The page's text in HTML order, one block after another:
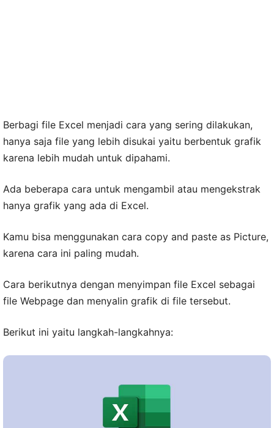
Berbagi file Excel menjadi cara yang sering dilakukan,
hanya saja file yang lebih disukai yaitu berbentuk grafik
karena lebih mudah untuk dipahami.
Ada beberapa cara untuk mengambil atau mengekstrak
hanya grafik yang ada di Excel.
Kamu bisa menggunakan cara copy and paste as Picture,
karena cara ini paling mudah.
Cara berikutnya dengan menyimpan file Excel sebagai
file Webpage dan menyalin grafik di file tersebut.
Berikut ini yaitu langkah-langkahnya: